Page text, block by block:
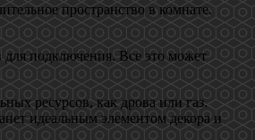
пространство в комнате.
для подключения. Все это может
ресурсов, как дрова или газ.
идеальным элементом декора и